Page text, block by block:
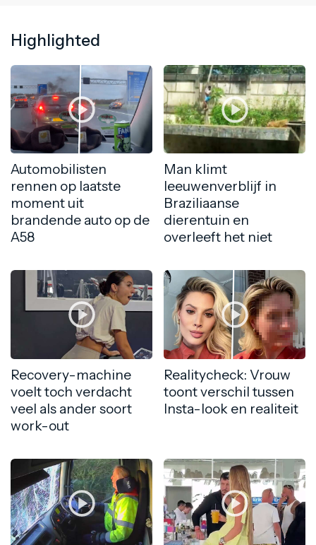
Highlighted
Automobilisten
rennen op laatste
moment uit
brandende auto op de
A58
Man klimt
leeuwenverblijf in
Braziliaanse
dierentuin en
overleeft het niet
Recovery-machine
voelt toch verdacht
veel als ander soort
work-out
Realitycheck: Vrouw
toont verschil tussen
Insta-look en realiteit